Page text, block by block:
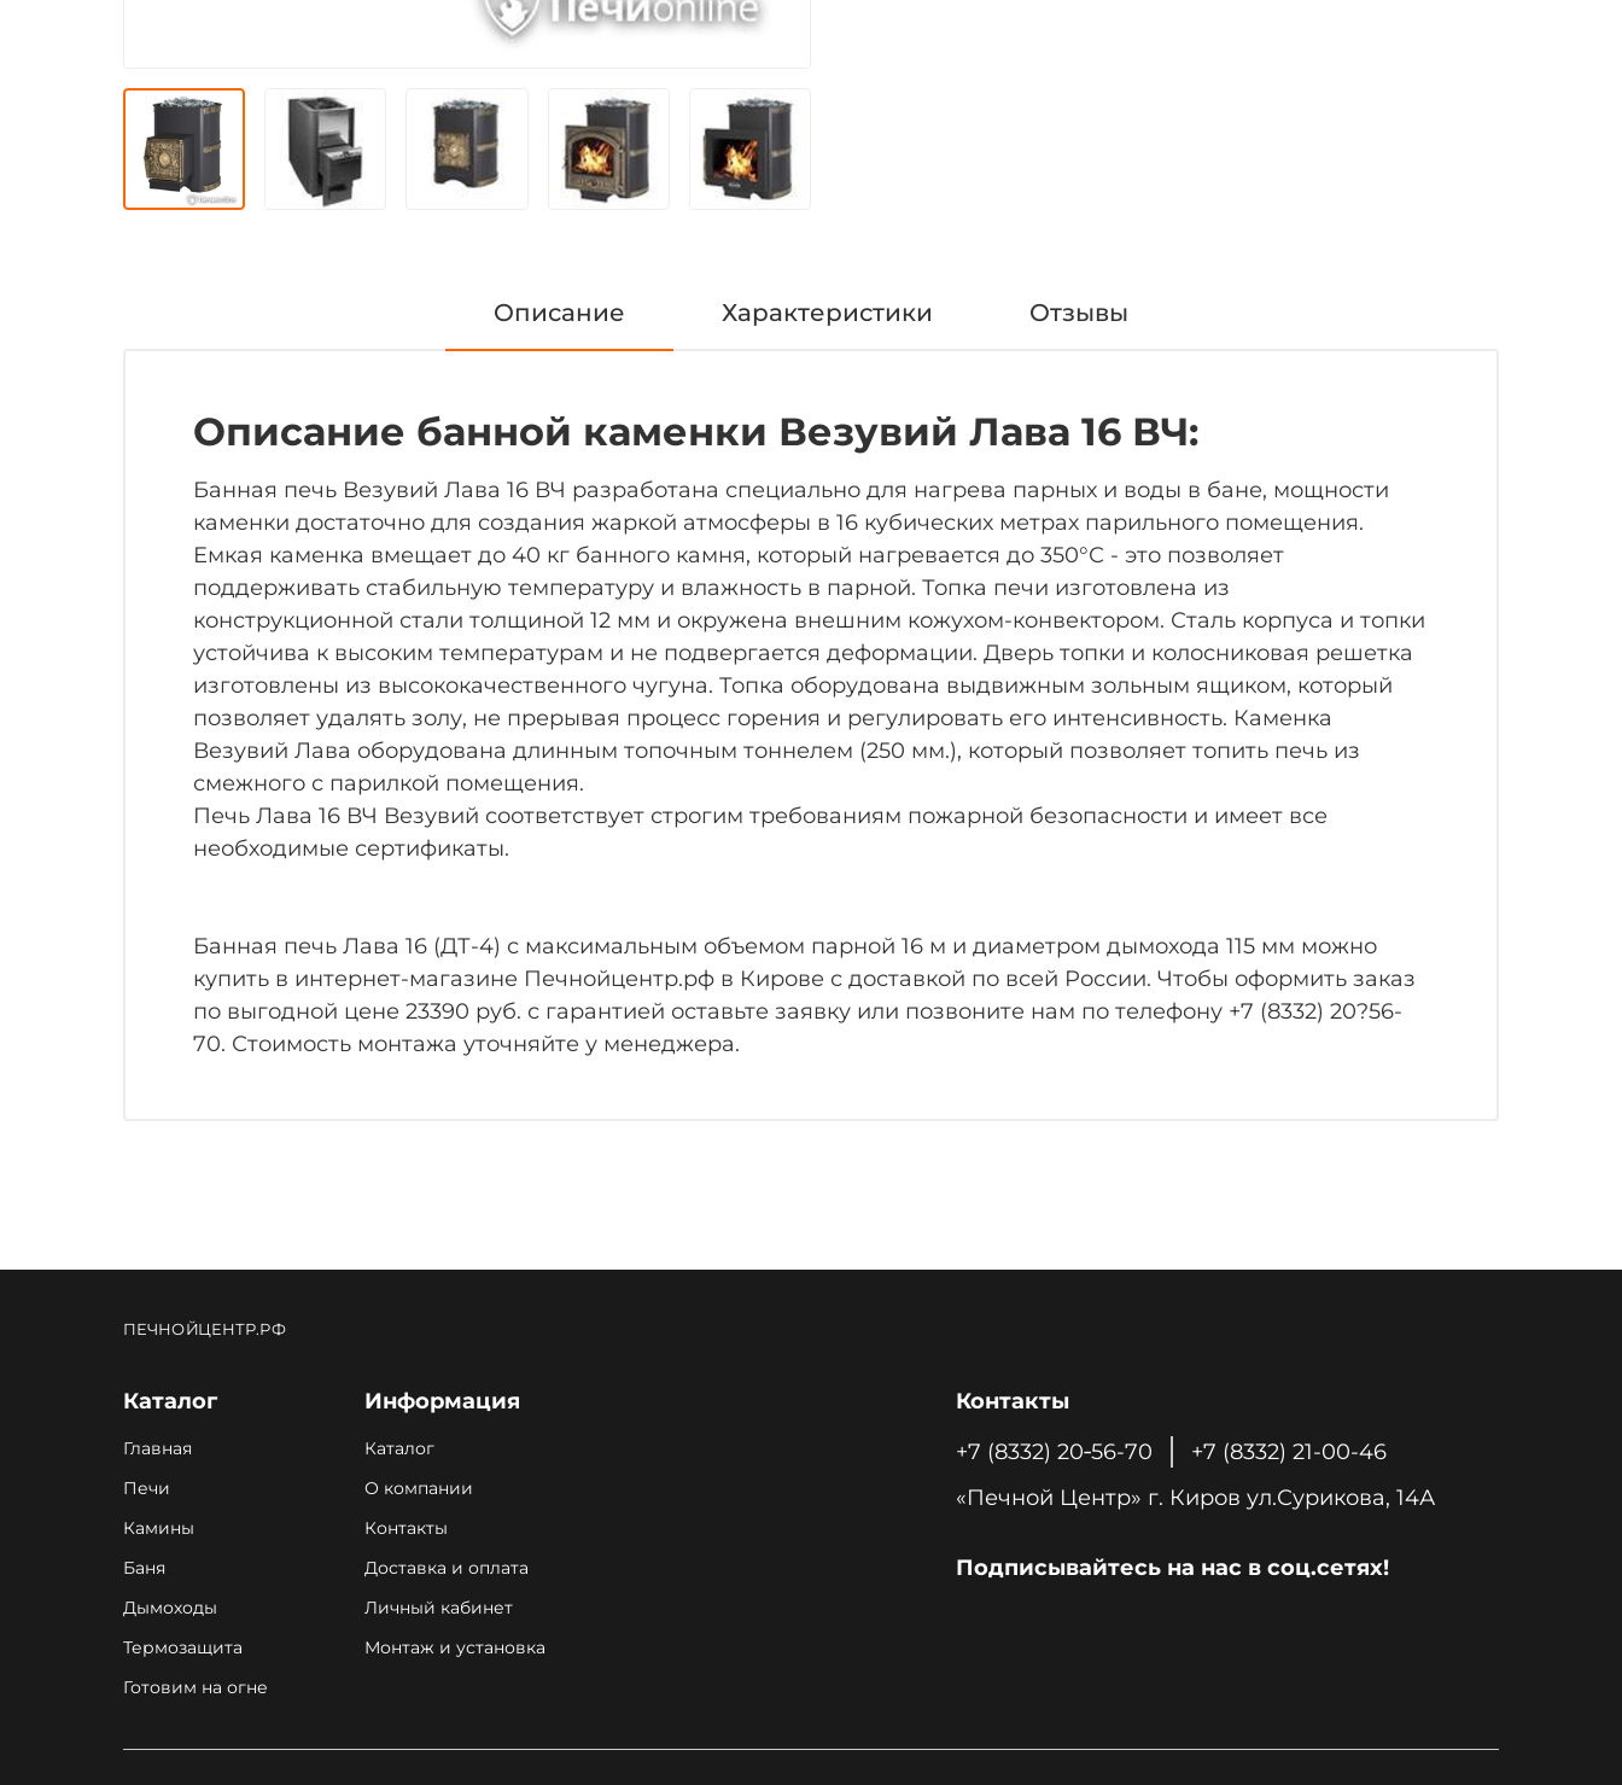
Описание Характеристики Отзывы
Описание банной каменки Везувий Лава 16 ВЧ:
Банная печь Везувий Лава 16 ВЧ разработана специально для нагрева парных и воды в бане, мощности
каменки достаточно для создания жаркой атмосферы в 16 кубических метрах парильного помещения.
Емкая каменка вмещает до 40 кг банного камня, который нагревается до 350°С - это позволяет
поддерживать стабильную температуру и влажность в парной. Топка печи изготовлена из
конструкционной стали толщиной 12 мм и окружена внешним кожухом-конвектором. Сталь корпуса и топки
устойчива к высоким температурам и не подвергается деформации. Дверь топки и колосниковая решетка
изготовлены из высококачественного чугуна. Топка оборудована выдвижным зольным ящиком, который
позволяет удалять золу, не прерывая процесс горения и регулировать его интенсивность. Каменка
Везувий Лава оборудована длинным топочным тоннелем (250 мм.), который позволяет топить печь из
смежного с парилкой помещения.
Печь Лава 16 ВЧ Везувий соответствует строгим требованиям пожарной безопасности и имеет все
необходимые сертификаты.
Банная печь Лава 16 (ДТ-4) с максимальным объемом парной 16 м и диаметром дымохода 115 мм можно
купить в интернет-магазине Печнойцентр.рф в Кирове с доставкой по всей России. Чтобы оформить заказ
по выгодной цене 23390 руб. с гарантией оставьте заявку или позвоните нам по телефону +7 (8332) 20?56-
70. Стоимость монтажа уточняйте у менеджера.
ПЕЧНОЙЦЕНТР.РФ
Каталог
Главная
Печи
Камины
Баня
Дымоходы
Термозащита
Готовим на огне
Информация
Каталог
О компании
Контакты
Доставка и оплата
Личный кабинет
Монтаж и установка
Контакты
+7 (8332) 20‑56-70
+7 (8332) 21-00-46
«Печной Центр» г. Киров ул.Сурикова, 14А
Подписывайтесь на нас в соц.сетях!